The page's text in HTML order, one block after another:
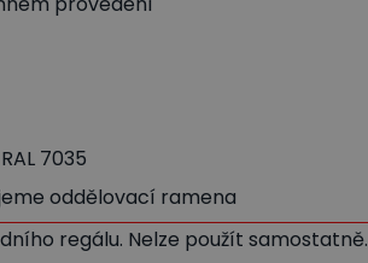
7035
oddělovací ramena
regálu. Nelze použít samostatně.